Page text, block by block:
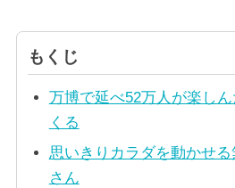
もくじ
万博で延べ52万人が楽し
くる
思いきりカラダを動かせる
さん